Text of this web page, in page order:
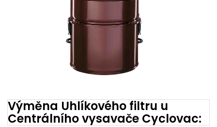
Výměna Uhlíkového filtru u
Centrálního vysavače Cyclovac: